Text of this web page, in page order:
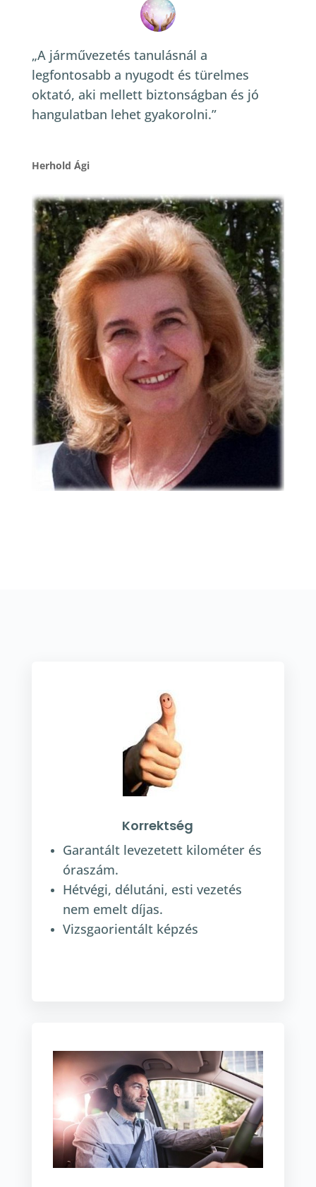
„A járművezetés tanulásnál a
legfontosabb a nyugodt és türelmes
oktató, aki mellett biztonságban és jó
hangulatban lehet gyakorolni.”
Herhold Ági
Korrektség
Garantált levezetett kilométer és
óraszám.
Hétvégi, délutáni, esti vezetés
nem emelt díjas.
Vizsgaorientált képzés